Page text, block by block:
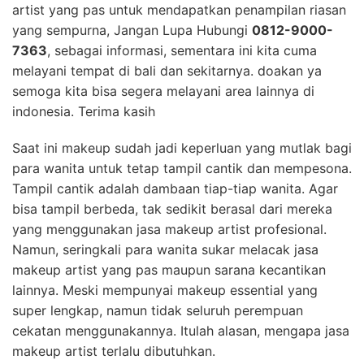
artist yang pas untuk mendapatkan penampilan riasan
yang sempurna, Jangan Lupa Hubungi 0812-9000-
7363, sebagai informasi, sementara ini kita cuma
melayani tempat di bali dan sekitarnya. doakan ya
semoga kita bisa segera melayani area lainnya di
indonesia. Terima kasih
Saat ini makeup sudah jadi keperluan yang mutlak bagi
para wanita untuk tetap tampil cantik dan mempesona.
Tampil cantik adalah dambaan tiap-tiap wanita. Agar
bisa tampil berbeda, tak sedikit berasal dari mereka
yang menggunakan jasa makeup artist profesional.
Namun, seringkali para wanita sukar melacak jasa
makeup artist yang pas maupun sarana kecantikan
lainnya. Meski mempunyai makeup essential yang
super lengkap, namun tidak seluruh perempuan
cekatan menggunakannya. Itulah alasan, mengapa jasa
makeup artist terlalu dibutuhkan.